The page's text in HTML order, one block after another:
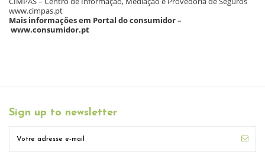
www.cimpas.pt
Mais informações em Portal do consumidor –
www.consumidor.pt
Sign up to newsletter